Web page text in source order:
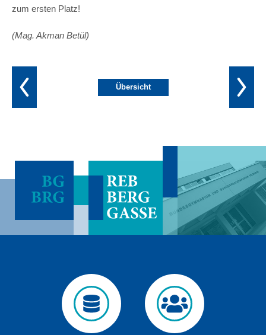
zum ersten Platz!
(Mag. Akman Betül)
Übersicht